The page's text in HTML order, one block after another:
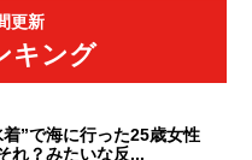
更新
キング
”で海に行った25歳女性
れ？みたいな反...